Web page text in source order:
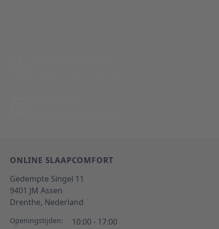
ONLINE SLAAPCOMFORT
Gedempte Singel 11
9401 JM Assen
Drenthe, Nederland
Openingstijden: 10:00 - 17:00